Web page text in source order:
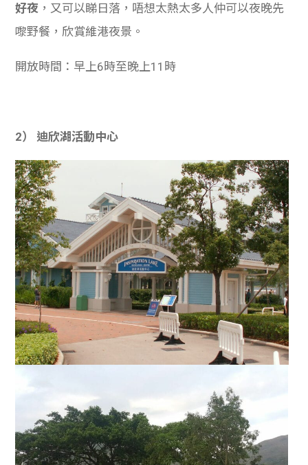
好夜 ，又可以睇日落，唔想太熱太多人仲可以夜晚先
嚟野餐，欣賞維港夜景。
開放時間：早上6時至晚上11時
2） 迪欣湖活動中心